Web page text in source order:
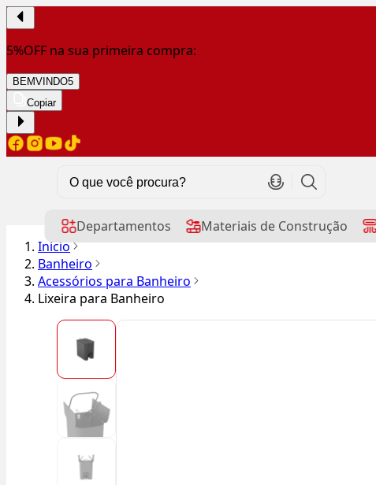
5%OFF na sua primeira compra:
BEMVINDO5
Copiar
Departamentos Materiais de Construção
Início
Banheiro
Acessórios para Banheiro
Lixeira para Banheiro